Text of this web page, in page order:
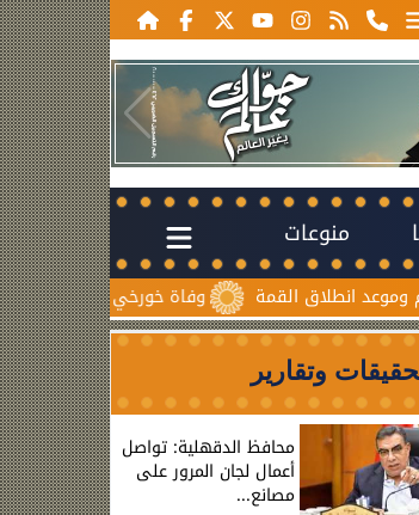
منوعات
وفاة خورخي ميسي والد نجم الأرجنتين بعد
وتقارير
محافظ الدقهلية: تواصل
أعمال لجان المرور على
مصانع...